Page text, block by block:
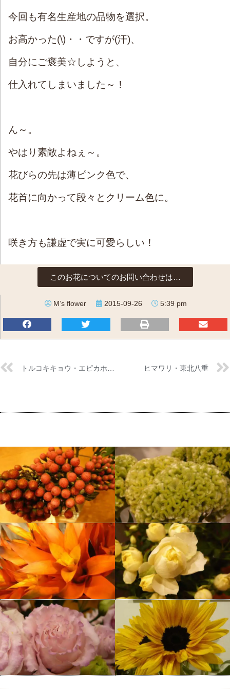
今回も有名生産地の品物を選択。
お高かった(\)・・ですが(汗)、
自分にご褒美☆しようと、
仕入れてしまいました～！
ん～。
やはり素敵よねぇ～。
花びらの先は薄ピンク色で、
花首に向かって段々とクリーム色に。
咲き方も謙虚で実に可愛らしい！
このお花についてのお問い合わせは…
M’s flower 2015-09-26 5:39 pm
トルコキキョウ・エピカホワイト ヒマワリ・東北八重